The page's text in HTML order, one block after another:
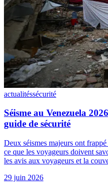
actualitéssécurité
Séisme au Venezuela
guide de sécurité
Deux séismes majeurs ont
ce que les voyageurs doivent
les avis aux voyageurs et la
29 juin 2026